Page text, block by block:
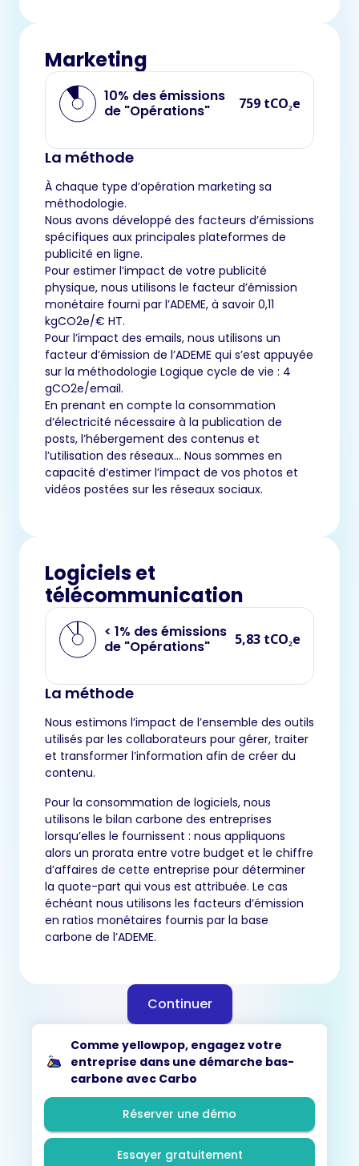
Marketing
10% des émissions
de "Opérations"
759 tCO₂e
La méthode
À chaque type d’opération marketing sa
méthodologie.
Nous avons développé des facteurs d’émissions
spécifiques aux principales plateformes de
publicité en ligne.
Pour estimer l’impact de votre publicité
physique, nous utilisons le facteur d’émission
monétaire fourni par l’ADEME, à savoir 0,11
kgCO2e/€ HT.
Pour l’impact des emails, nous utilisons un
facteur d’émission de l’ADEME qui s’est appuyée
sur la méthodologie Logique cycle de vie : 4
gCO2e/email.
En prenant en compte la consommation
d’électricité nécessaire à la publication de
posts, l’hébergement des contenus et
l’utilisation des réseaux… Nous sommes en
capacité d’estimer l’impact de vos photos et
vidéos postées sur les réseaux sociaux.
Logiciels et
télécommunication
< 1% des émissions
de "Opérations"
5,83 tCO₂e
La méthode
Nous estimons l’impact de l’ensemble des outils
utilisés par les collaborateurs pour gérer, traiter
et transformer l’information afin de créer du
contenu.
Pour la consommation de logiciels, nous
utilisons le bilan carbone des entreprises
lorsqu’elles le fournissent : nous appliquons
alors un prorata entre votre budget et le chiffre
d’affaires de cette entreprise pour déterminer
la quote-part qui vous est attribuée. Le cas
échéant nous utilisons les facteurs d’émission
en ratios monétaires fournis par la base
carbone de l’ADEME.
Continuer
Comme yellowpop, engagez votre
entreprise dans une démarche bas-
carbone avec Carbo
Réserver une démo
Essayer gratuitement